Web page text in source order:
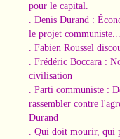
pour le capital.
. Denis Durand :
le projet communiste...
. Fabien Roussel
. Frédéric Boccara :
civilisation
. Parti communiste :
rassembler contre
Durand
. Qui doit mourir, qui